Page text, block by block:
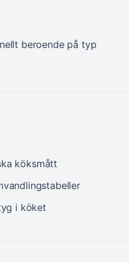
beroende på typ
köksmått
i köket